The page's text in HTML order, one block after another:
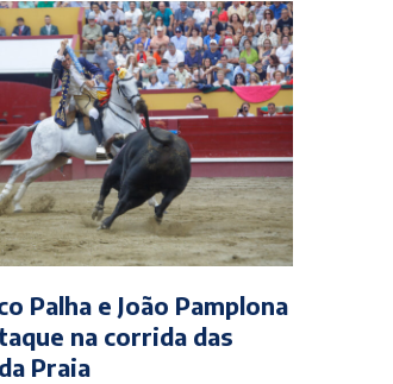
Palha e João Pamplona
na corrida das
Praia